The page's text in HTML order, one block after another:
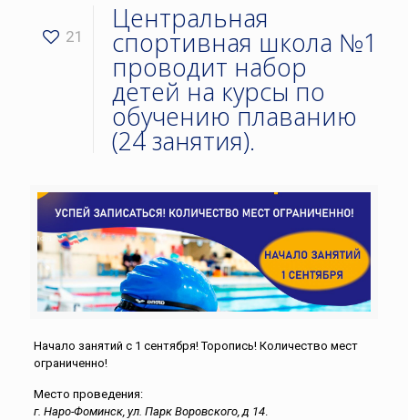
21
Центральная
спортивная школа №1
проводит набор
детей на курсы по
обучению плаванию
(24 занятия).
Начало занятий с 1 сентября! Торопись! Количество мест
ограниченно!
Место проведения:
г. Наро-Фоминск, ул. Парк Воровского, д 14.